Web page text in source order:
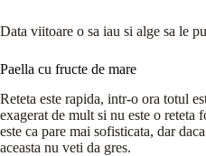
Data viitoare o sa iau si alge sa le
Paella cu fructe de mare
Reteta este rapida, intr-o ora totul
exagerat de mult si nu este o reteta
este ca pare mai sofisticata, dar
aceasta nu veti da gres.